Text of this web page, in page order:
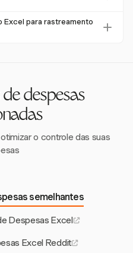
a gestão financeira geral.
do Excel.
por sua relação custo-
No entanto, ele é
Excel para rastreamento
despesas
o controle das suas
semelhantes
Despesas Excel
Excel Reddit